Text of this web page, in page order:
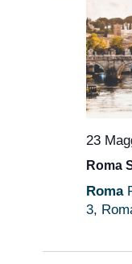
23
Roma
Roma
3,